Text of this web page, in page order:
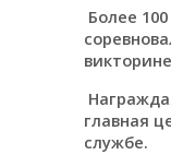
Более
главная
службе.